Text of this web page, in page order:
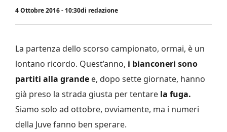
4 Ottobre 2016 - 10:30di redazione
La partenza dello scorso campionato, ormai, è un
lontano ricordo. Quest’anno, i bianconeri sono
partiti alla grande e, dopo sette giornate, hanno
già preso la strada giusta per tentare la fuga.
Siamo solo ad ottobre, ovviamente, ma i numeri
della Juve fanno ben sperare.